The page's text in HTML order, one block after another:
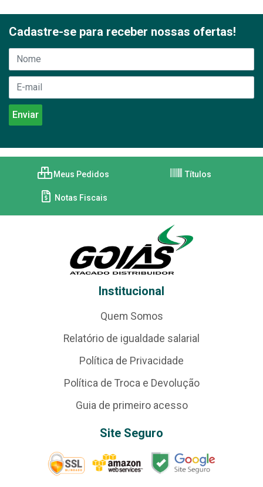
Cadastre-se para receber nossas ofertas!
Meus Pedidos Títulos
Notas Fiscais
Institucional
Quem Somos
Relatório de igualdade salarial
Política de Privacidade
Política de Troca e Devolução
Guia de primeiro acesso
Site Seguro